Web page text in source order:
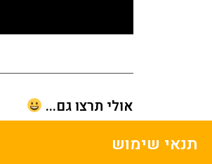
אולי תרצו גם...
תנאי שימוש